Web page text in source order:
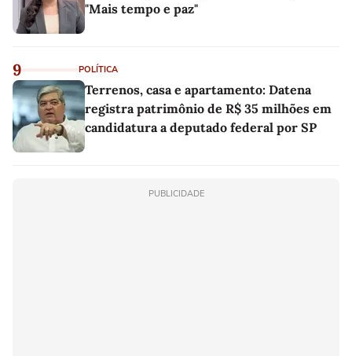
"Mais tempo e paz"
9 POLÍTICA
Terrenos, casa e apartamento: Datena
registra patrimônio de R$ 35 milhões em
candidatura a deputado federal por SP
PUBLICIDADE